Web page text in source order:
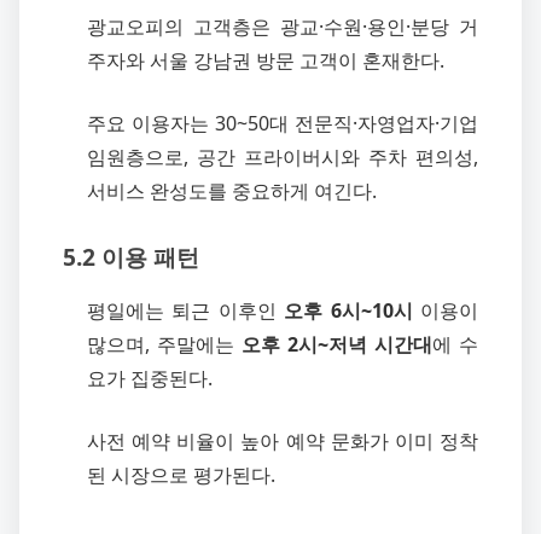
광교오피의 고객층은 광교·수원·용인·분당 거
주자와 서울 강남권 방문 고객이 혼재한다.
주요 이용자는 30~50대 전문직·자영업자·기업
임원층으로, 공간 프라이버시와 주차 편의성,
서비스 완성도를 중요하게 여긴다.
5.2 이용 패턴
평일에는 퇴근 이후인 오후 6시~10시 이용이
많으며, 주말에는 오후 2시~저녁 시간대에 수
요가 집중된다.
사전 예약 비율이 높아 예약 문화가 이미 정착
된 시장으로 평가된다.